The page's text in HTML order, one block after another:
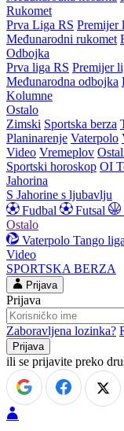
Rukomet
Prva Liga RS Premijer
Međunarodni rukomet
Odbojka
Prva liga RS Premijer
Međunarodna odbojka
Kolumne
Ostalo
Zimski Sportska berza
Planinarenje Vaterpolo
Video Vremeplov
Sportski horoskop OI
Jahorina
S Jahorine s ljubavlju
Fudbal
Futsal
Ostalo
Vaterpolo Tango liga
Video
SPORTSKA BERZA
Prijava
Prijava
Zaboravljena lozinka?
ili se prijavite preko